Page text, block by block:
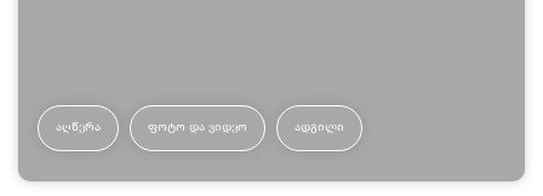
ᲐᲦᲬᲔᲠᲐ ᲤᲝᲢᲝ ᲓᲐ ᲕᲘᲓᲔᲝ ᲐᲓᲒᲘᲚᲘ